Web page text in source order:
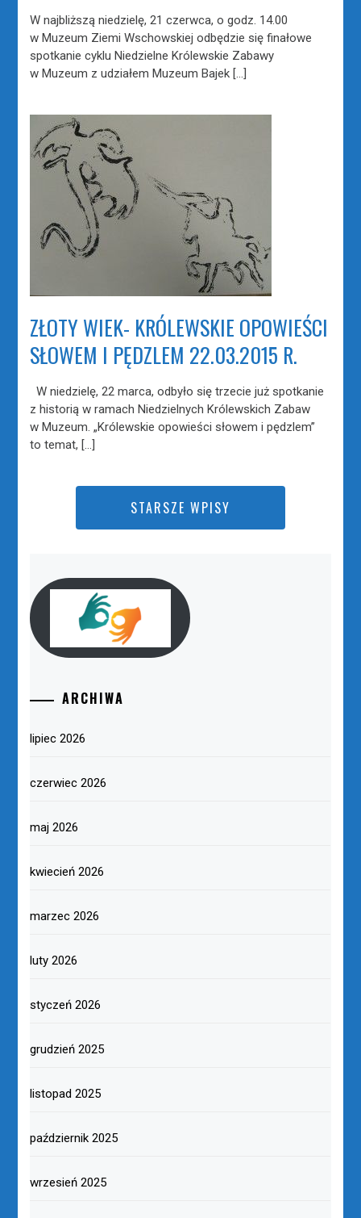
W najbliższą niedzielę, 21 czerwca, o godz. 14.00
w Muzeum Ziemi Wschowskiej odbędzie się finałowe
spotkanie cyklu Niedzielne Królewskie Zabawy
w Muzeum z udziałem Muzeum Bajek […]
ZŁOTY WIEK- KRÓLEWSKIE OPOWIEŚCI
SŁOWEM I PĘDZLEM 22.03.2015 R.
W niedzielę, 22 marca, odbyło się trzecie już spotkanie
z historią w ramach Niedzielnych Królewskich Zabaw
w Muzeum. „Królewskie opowieści słowem i pędzlem”
to temat, […]
STARSZE WPISY
ARCHIWA
lipiec 2026
czerwiec 2026
maj 2026
kwiecień 2026
marzec 2026
luty 2026
styczeń 2026
grudzień 2025
listopad 2025
październik 2025
wrzesień 2025